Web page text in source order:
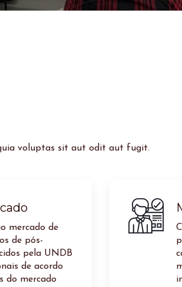
voluptas sit aut odit aut fugit.
mercado de
de pós-
pela UNDB
de acordo
do mercado